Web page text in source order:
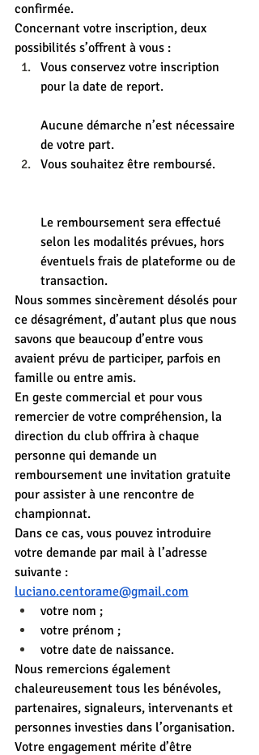
confirmée.
Concernant votre inscription, deux
possibilités s’offrent à vous :
Vous conservez votre inscription
pour la date de report.
Aucune démarche n’est nécessaire
de votre part.
Vous souhaitez être remboursé.
Le remboursement sera effectué
selon les modalités prévues, hors
éventuels frais de plateforme ou de
transaction.
Nous sommes sincèrement désolés pour
ce désagrément, d’autant plus que nous
savons que beaucoup d’entre vous
avaient prévu de participer, parfois en
famille ou entre amis.
En geste commercial et pour vous
remercier de votre compréhension, la
direction du club offrira à chaque
personne qui demande un
remboursement une invitation gratuite
pour assister à une rencontre de
championnat.
Dans ce cas, vous pouvez introduire
votre demande par mail à l’adresse
suivante :
luciano.centorame@gmail.com
votre nom ;
votre prénom ;
votre date de naissance.
Nous remercions également
chaleureusement tous les bénévoles,
partenaires, signaleurs, intervenants et
personnes investies dans l’organisation.
Votre engagement mérite d’être